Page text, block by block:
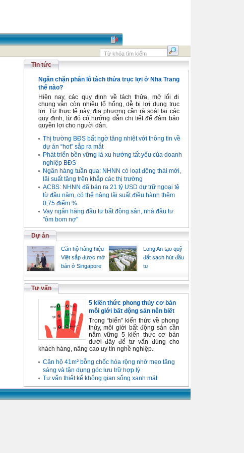
Tin tức
Ngăn chặn phân lô tách thửa trục lợi ở Nha Trang
thế nào?
Hiện nay, các quy định về tách thửa, mở lối đi
chung vẫn còn nhiều lổ hổng, dễ bị lợi dụng trục
lợi. Từ thực tế này, địa phương cần rà soát lại các
quy định, từ đó có hướng dẫn chi tiết để đảm bảo
quyền lợi cho người dân.
Thị trường BĐS bất ngờ tăng nhiệt với thông tin về
dự án “hot” sắp ra mắt
Phát triển bền vững là xu hướng tất yếu của doanh
nghiệp BĐS
Ngân hàng tuần qua: NHNN có loạt động thái mới,
lãi suất tăng trên khắp các thị trường
ACBS: NHNN đã bán ra 21 tỷ USD dự trữ ngoại tệ
từ đầu năm, có thể nâng lãi suất điều hành thêm
0,75 điểm %
Vay ngân hàng đầu tư bất động sản, nhà đầu tư
"ôm bom nợ"
Dự án
Căn hộ hàng hiệu
Việt sắp được mở
bán ở Singapore
Long An tạo quỹ
đất sạch hút đầu
tư
Tư vấn
5 kiến thức phong thủy cơ bản
môi giới bất động sản nên biết
Trong “biển” kiến thức về phong
thủy, môi giới bất động sản cần
nắm vững 5 kiến thức cơ bản
dưới đây để tư vấn đúng cho
khách hàng, nâng cao uy tín nghề nghiệp.
Căn hộ 41m² bỗng chốc hóa rộng nhờ mẹo tăng
sáng và tận dụng góc lưu trữ hợp lý
Tư vấn thiết kế không gian sống xanh mát